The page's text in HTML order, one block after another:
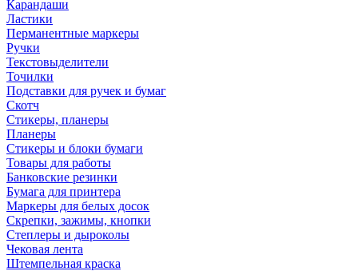
Карандаши
Ластики
Перманентные маркеры
Ручки
Текстовыделители
Точилки
Подставки для ручек и бумаг
Скотч
Стикеры, планеры
Планеры
Стикеры и блоки бумаги
Товары для работы
Банковские резинки
Бумага для принтера
Маркеры для белых досок
Скрепки, зажимы, кнопки
Степлеры и дыроколы
Чековая лента
Штемпельная краска